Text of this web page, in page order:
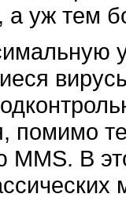
а уж тем
помимо
MMS. В